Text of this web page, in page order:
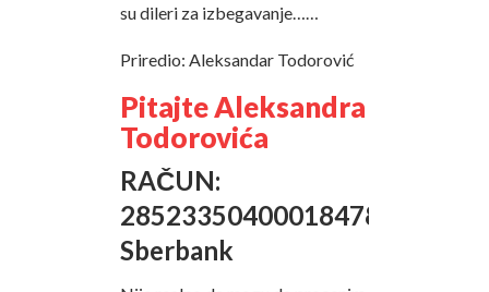
su dileri za izbegavanje……
Priredio: Aleksandar Todorović
Pitajte Aleksandra
Todorovića
RAČUN:
285233504000184788
Sberbank